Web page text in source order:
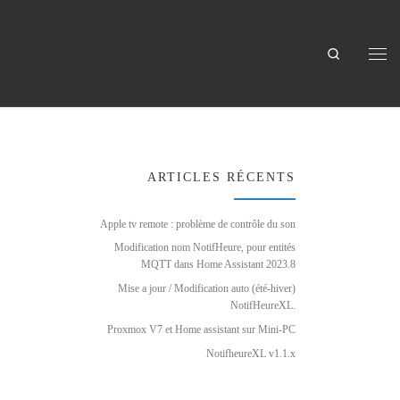
Search
ARTICLES RÉCENTS
Apple tv remote : problème de contrôle du son
Modification nom NotifHeure, pour entités
MQTT dans Home Assistant 2023.8
Mise a jour / Modification auto (été-hiver)
NotifHeureXL.
Proxmox V7 et Home assistant sur Mini-PC
NotifheureXL v1.1.x